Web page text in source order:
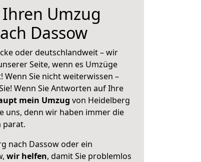
Umzug
Dassow
oder deutschlandweit – wir
Seite, wenn es Umzüge
Sie nicht weiterwissen –
Wenn Sie Antworten auf Ihre
mein Umzug von Heidelberg
uns, denn wir haben immer die
parat.
nach Dassow oder ein
wir helfen, damit Sie problemlos